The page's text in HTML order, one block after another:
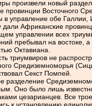
произвели новый
провинции Восточного
в управление обе
дали Африканские
управлении всех
пребывал на востоке,
Октавиана.
триумвиров не
Средиземноморья
Секст Помпей.
разделение
Оно было лишь
цезарианцев. Все